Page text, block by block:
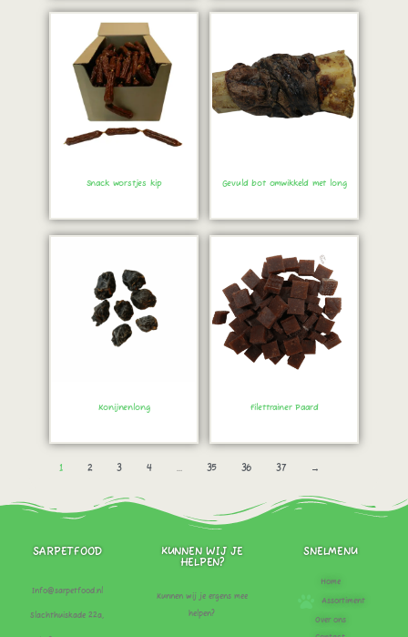
Snack worstjes kip
Gevuld bot omwikkeld met long
Konijnenlong
Filettrainer Paard
1 2 3 4 … 35 36 37 →
SARPETFOOD
Info@sarpetfood.nl
Slachthuiskade 22a,
KUNNEN WIJ JE
HELPEN?
Kunnen wij je ergens mee
helpen?
SNELMENU
Home
Assortiment
Over ons